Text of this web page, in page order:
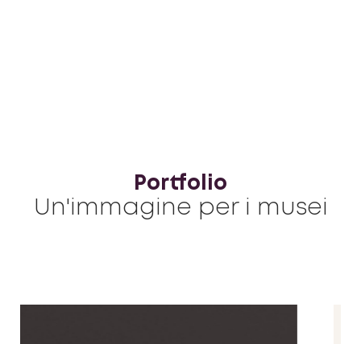
Portfolio
Un'immagine per i musei